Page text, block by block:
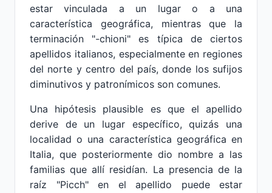
estar vinculada a un lugar o a una
característica geográfica, mientras que la
terminación "-chioni" es típica de ciertos
apellidos italianos, especialmente en regiones
del norte y centro del país, donde los sufijos
diminutivos y patronímicos son comunes.
Una hipótesis plausible es que el apellido
derive de un lugar específico, quizás una
localidad o una característica geográfica en
Italia, que posteriormente dio nombre a las
familias que allí residían. La presencia de la
raíz "Picch" en el apellido puede estar